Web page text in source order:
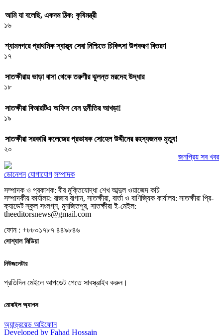
আমি যা বলেছি, একদম ঠিক: কৃষিমন্ত্রী
১৬
শ্যামনগরে প্রাথমিক স্বাস্থ্য সেবা নিশ্চিতে চিকিৎসা উপকরণ বিতরণ
১৭
সাতক্ষীরায় ভাড়া বাসা থেকে তরুণীর ঝুলন্ত মরদেহ উদ্ধার
১৮
সাতক্ষীরা বিআরটিএ অফিস যেন দুর্নীতির আখড়া!
১৯
সাতক্ষীরা সরকারি কলেজের প্রভাষক সোহেল উদ্দীনের রহস্যজনক মৃত্যু!
২০
জনপ্রিয় সব খবর
ডোনেশন যোগাযোগ সম্পাদক
সম্পাদক ও প্রকাশক: বীর মুক্তিযোদ্ধা শেখ আব্দুল ওয়াজেদ কচি
সম্পাদকীয় কার্যালয়: রাজার বাগান, সাতক্ষীরা, বার্তা ও বাণিজ্যিক কার্যালয়: সাতক্ষীরা প্রি-
ক্যাডেট স্কুল সংলগ্ন, মুনজিতপুর, সাতক্ষীরা ই-মেইল:
theeditorsnews@gmail.com
ফোন : +৮৮০১৭৮৭ ৪৪৯৮৪৬
সোশ্যাল মিডিয়া
নিউজলেটার
প্রতিদিন মেইলে আপডেট পেতে সাবস্ক্রাইব করুন।
মোবাইল অ্যাপস
অ্যান্ড্রয়েড আইফোন
Developed by Fahad Hossain